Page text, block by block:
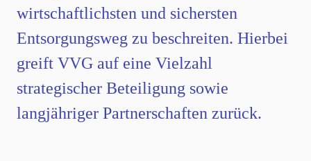
wirtschaftlichsten und sichersten
Entsorgungsweg zu beschreiten. Hierbei
greift VVG auf eine Vielzahl
strategischer Beteiligung sowie
langjähriger Partnerschaften zurück.